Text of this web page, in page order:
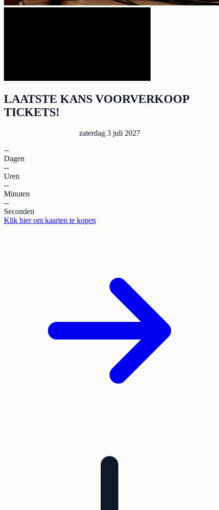
LAATSTE KANS VOORVERKOOP
TICKETS!
zaterdag 3 juli 2027
--
Dagen
--
Uren
--
Minuten
--
Seconden
Klik hier om kaarten te kopen